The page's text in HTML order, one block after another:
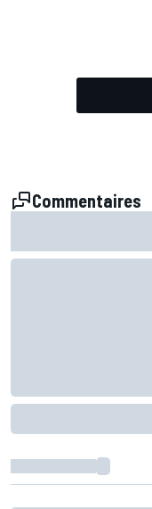
Commentaires